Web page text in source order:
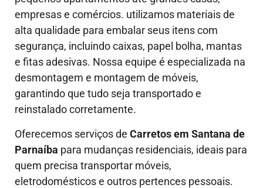
empresas e comércios. utilizamos materiais de
alta qualidade para embalar seus itens com
segurança, incluindo caixas, papel bolha, mantas
e fitas adesivas. Nossa equipe é especializada na
desmontagem e montagem de móveis,
garantindo que tudo seja transportado e
reinstalado corretamente.
Oferecemos serviços de Carretos em Santana de
Parnaíba para mudanças residenciais, ideais para
quem precisa transportar móveis,
eletrodomésticos e outros pertences pessoais.